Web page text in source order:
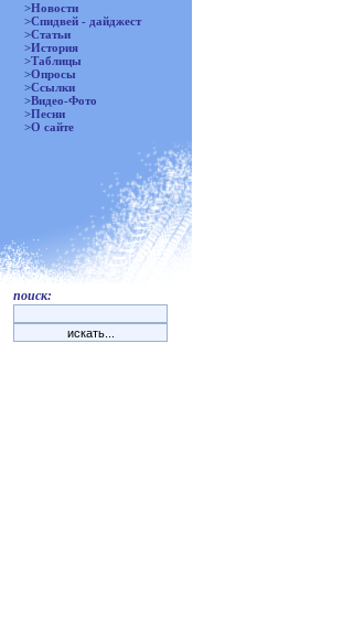
>Новости
>Спидвей - дайджест
>Статьи
>История
>Таблицы
>Опросы
>Ссылки
>Видео-Фото
>Песни
>О сайте
поиск: